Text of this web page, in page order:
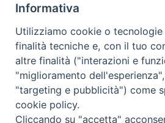
NEWS, TV E PIATTAFORME
Martedì 28 Luglio 2026
Informativa
Utilizziamo cookie o tecnologie
finalità tecniche e, con il tuo
altre finalità ("interazioni e
"miglioramento
"targeting e pubblicità") come
cookie policy.
Cliccando su "accetta"